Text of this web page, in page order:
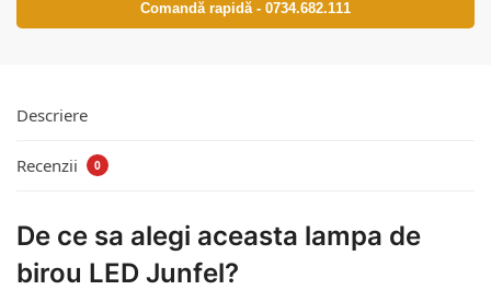
Comandă rapidă - 0734.682.111
Descriere
Recenzii 0
De ce sa alegi aceasta lampa de
birou LED Junfel?